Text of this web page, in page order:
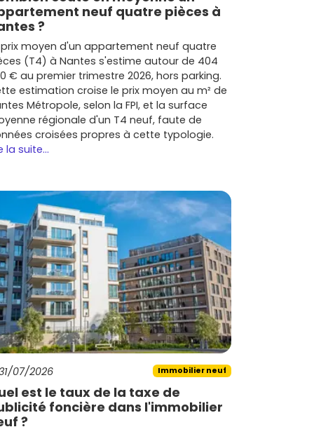
neuf quatre pièces à
?
prix moyen d'un appartement neuf quatre
(T4) à Nantes s'estime autour de 404
€ au premier trimestre 2026, hors parking.
estimation croise le prix moyen au m² de
Métropole, selon la FPI, et la surface
régionale d'un T4 neuf, faute de
croisées propres à cette typologie.
la suite...
07/2026 Immobilier neuf
est le taux de la taxe de
foncière dans l'immobilier
?